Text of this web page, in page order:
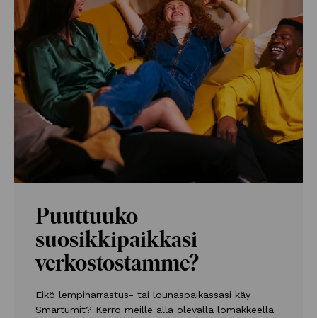
Puuttuuko
suosikkipaikkasi
verkostostamme?
Eikö lempiharrastus- tai lounaspaikassasi käy
Smartumit? Kerro meille alla olevalla lomakkeella